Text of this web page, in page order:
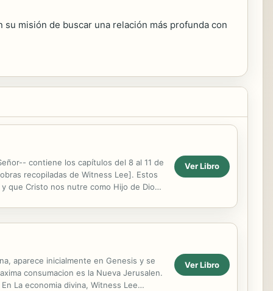
misión de buscar una relación más profunda con
contiene los capítulos del 8 al 11 de
recopiladas de Witness Lee]. Estos
que Cristo nos nutre como Hijo de Dios
Ver Libro
aparece inicialmente en Genesis y se
consumacion es la Nueva Jerusalen.
La economia divina, Witness Lee
Ver Libro